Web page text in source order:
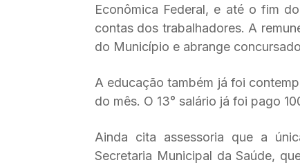
Econômica Federal, e até o fim
contas dos trabalhadores. A
do Município e abrange
A educação também já foi
do mês. O 13° salário já foi pago
Ainda cita assessoria que a
Secretaria Municipal da Saúde,